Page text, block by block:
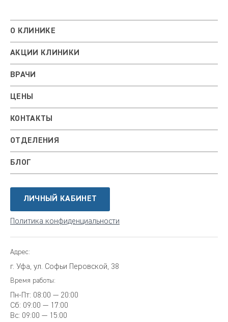
О КЛИНИКЕ
АКЦИИ КЛИНИКИ
ВРАЧИ
ЦЕНЫ
КОНТАКТЫ
ОТДЕЛЕНИЯ
БЛОГ
ЛИЧНЫЙ КАБИНЕТ
Политика конфиденциальности
Адрес:
г. Уфа, ул. Софьи Перовской, 38
Время работы:
Пн-Пт: 08:00 — 20:00
Сб: 09:00 — 17:00
Вс: 09:00 — 15:00